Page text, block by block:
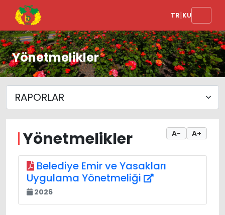
TR|KU
Yönetmelikler
A- A+
Yönetmelikler
Belediye Emir ve Yasakları
Uygulama Yönetmeliği
2026